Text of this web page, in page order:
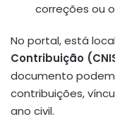
correções ou
No portal, está
Contribuição
documento podem
contribuições,
ano civil.